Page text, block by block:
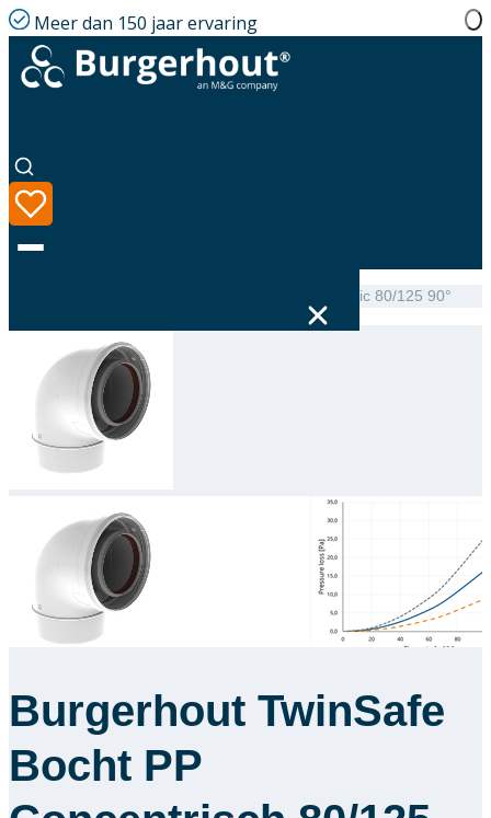
Meer dan 150 jaar ervaring
Taal
Assortiment
Oplossingen
Downloads
Academy
Over ons
Contact
TwinSafe Elbow PP Concentric 80/125 90°
Burgerhout TwinSafe
Bocht PP